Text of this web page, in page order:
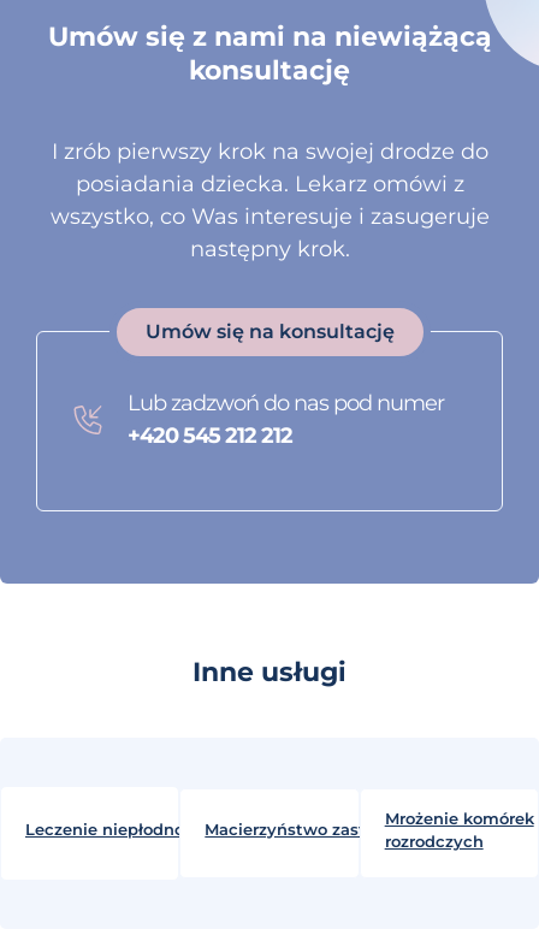
Umów się z nami na niewiążącą
konsultację
I zrób pierwszy krok na swojej drodze do
posiadania dziecka. Lekarz omówi z
wszystko, co Was interesuje i zasugeruje
następny krok.
Umów się na konsultację
Lub zadzwoń do nas pod numer
+420 545 212 212
Inne usługi
Leczenie niepłodnościMacierzyństwo zastępcze
Mrożenie komórek
rozrodczych